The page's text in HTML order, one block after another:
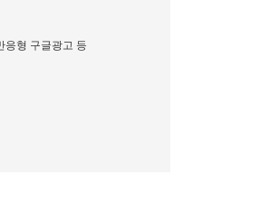
응형 구글광고 등